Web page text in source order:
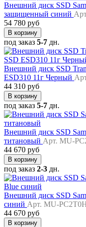
Внешний диск SSD
защищенный синий
54 780 руб
В корзину
под заказ 5-7 дн.
Внешний диск SSD
ESD310 11г Черный
44 310 руб
В корзину
под заказ 5-7 дн.
Внешний диск SSD
титановый Арт. MU-
44 670 руб
В корзину
под заказ 2-3 дн.
Внешний диск SSD
синий Арт. MU-
44 670 руб
В корзину